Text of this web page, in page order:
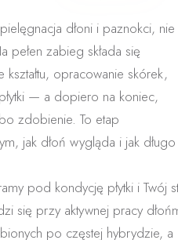
dłoni i paznokci, nie
pełen zabieg składa się
opracowanie skórek,
— a dopiero na koniec,
zdobienie. To etap
jak dłoń wygląda i jak długo
pod kondycję płytki i Twój
się przy aktywnej pracy
po częstej hybrydzie, a